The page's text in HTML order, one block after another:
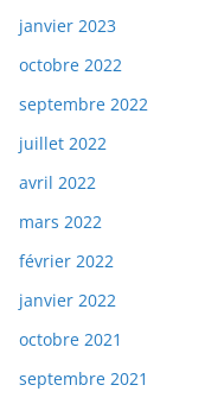
janvier 2023
octobre 2022
septembre 2022
juillet 2022
avril 2022
mars 2022
février 2022
janvier 2022
octobre 2021
septembre 2021